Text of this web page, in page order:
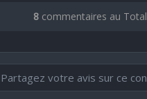
8 commentaires au Total
publication immédiate